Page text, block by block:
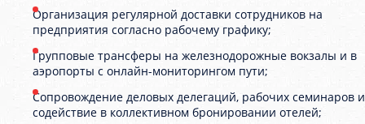
Организация регулярной доставки сотрудников на
предприятия согласно рабочему графику;
Групповые трансферы на железнодорожные вокзалы и в
аэропорты с онлайн-мониторингом пути;
Сопровождение деловых делегаций, рабочих семинаров и
содействие в коллективном бронировании отелей;